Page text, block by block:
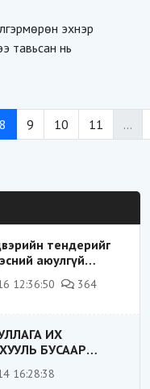
эхнэр
тавьсан нь
8 9 10 11 ...
тендерийг
аюулгүй
юу?
12:36:50 364
ИХ
БУСААР
БАЙСАН
16:28:38